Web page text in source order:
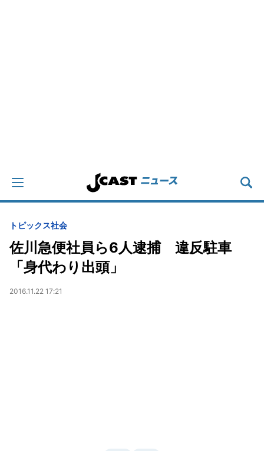
トピックス社会
佐川急便社員ら6人逮捕 違反駐車
「身代わり出頭」
2016.11.22 17:21